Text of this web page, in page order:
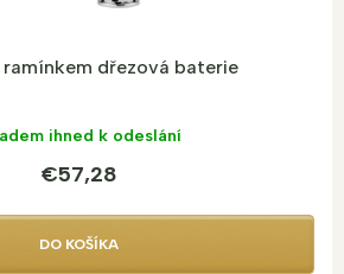
ramínkem dřezová baterie
ihned k odeslání
€57,28
DO KOŠÍKA